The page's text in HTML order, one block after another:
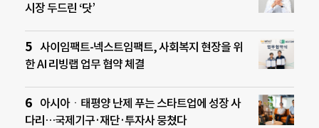
시장 두드린 ‘닷’
사이임팩트-넥스트임팩트, 사회복지 현장을 위
한 AI 리빙랩 업무 협약 체결
아시아ㆍ태평양 난제 푸는 스타트업에 성장 사
다리…국제기구·재단·투자사 뭉쳤다